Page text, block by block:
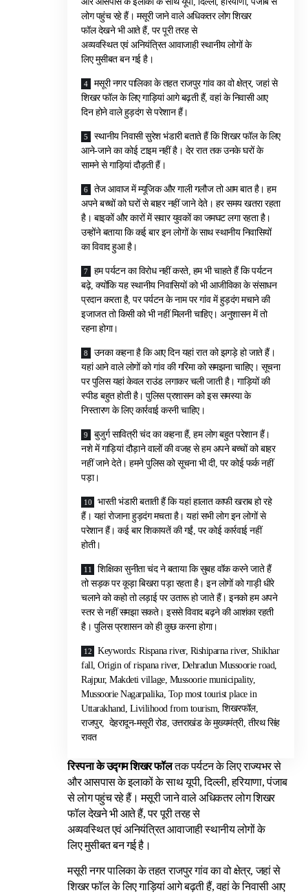
लोग पहुंच रहे हैं। मसूरी जाने वाले अधिकतर लोग शिखर
फॉल देखने भी आते हैं, पर पूरी तरह से
अव्यवस्थित एवं अनियंत्रित आवाजाही स्थानीय लोगों के
लिए मुसीबत बन गई है।
मसूरी नगर पालिका के तहत राजपुर गांव का वो क्षेत्र, जहां से
शिखर फॉल के लिए गाड़ियां आगे बढ़ती हैं, वहां के निवासी आए
दिन होने वाले हुड़दंग से परेशान हैं।
स्थानीय निवासी सुरेश भंडारी बताते हैं कि शिखर फॉल के लिए
आने-जाने का कोई टाइम नहीं है। देर रात तक उनके घरों के
सामने से गाड़ियां दौड़ती हैं।
तेज आवाज में म्यूजिक और गाली गलौज तो आम बात है। हम
अपने बच्चों को घरों से बाहर नहीं जाने देते। हर समय खतरा रहता
है। बाइकों और कारों में सवार युवकों का जमघट लगा रहता है।
उन्होंने बताया कि कई बार इन लोगों के साथ स्थानीय निवासियों
का विवाद हुआ है।
हम पर्यटन का विरोध नहीं करते, हम भी चाहते हैं कि पर्यटन
बढ़े, क्योंकि यह स्थानीय निवासियों को भी आजीविका के संसाधन
प्रदान करता है, पर पर्यटन के नाम पर गांव में हुड़दंग मचाने की
इजाजत तो किसी को भी नहीं मिलनी चाहिए। अनुशासन में तो
रहना होगा।
उनका कहना है कि आए दिन यहां रात को झगड़े हो जाते हैं।
यहां आने वाले लोगों को गांव की गरिमा को समझना चाहिए। सूचना
पर पुलिस यहां केवल राउंड लगाकर चली जाती है। गाड़ियों की
स्पीड बहुत होती है। पुलिस प्रशासन को इस समस्या के
निस्तारण के लिए कार्रवाई करनी चाहिए।
बुजुर्ग सावित्री चंद का कहना हैं, हम लोग बहुत परेशान हैं।
नशे में गाड़ियां दौड़ाने वालों की वजह से हम अपने बच्चों को बाहर
नहीं जाने देते। हमने पुलिस को सूचना भी दी, पर कोई फर्क नहीं
पड़ा।
भारती भंडारी बताती हैं कि यहां हालात काफी खराब हो रहे
हैं। यहां रोजाना हुड़दंग मचता है। यहां सभी लोग इन लोगों से
परेशान हैं। कई बार शिकायतें की गईं, पर कोई कार्रवाई नहीं
होती।
शिक्षिका सुनीता चंद ने बताया कि सुबह वॉक करने जाते हैं
तो सड़क पर कूड़ा बिखरा पड़ा रहता है। इन लोगों को गाड़ी धीरे
चलाने को कहो तो लड़ाई पर उतारू हो जाते हैं। इनको हम अपने
स्तर से नहीं समझा सकते। इससे विवाद बढ़ने की आशंका रहती
है। पुलिस प्रशासन को ही कुछ करना होगा।
Keywords: Rispana river, Rishiparna river, Shikhar
fall, Origin of rispana river, Dehradun Mussoorie road,
Rajpur, Makdeti village, Mussoorie municipality,
Mussoorie Nagarpalika, Top most tourist place in
Uttarakhand, Livilihood from tourism, शिखरफॉल,
राजपुर, देहरादून-मसूरी रोड, उत्तराखंड के मुख्यमंत्री, तीरथ सिंह
रावत
रिस्पना के उद्गम शिखर फॉलतक पर्यटन के लिए राज्यभर से
और आसपास के इलाकों के साथ यूपी, दिल्ली, हरियाणा, पंजाब
से लोग पहुंच रहे हैं। मसूरी जाने वाले अधिकतर लोग शिखर
फॉल देखने भी आते हैं, पर पूरी तरह से
अव्यवस्थित एवं अनियंत्रित आवाजाही स्थानीय लोगों के
लिए मुसीबत बन गई है।
मसूरी नगर पालिका के तहत राजपुर गांव का वो क्षेत्र, जहां से
शिखर फॉल के लिए गाड़ियां आगे बढ़ती हैं, वहां के निवासी आए